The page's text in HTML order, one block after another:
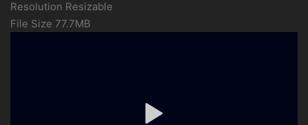
Resolution Resizable
File Size 77.7MB